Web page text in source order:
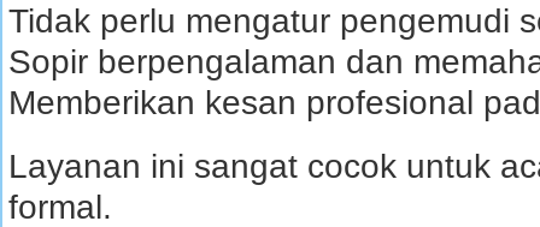
Tidak perlu mengatur pengemudi
Sopir berpengalaman dan
Memberikan kesan profesional
Layanan ini sangat cocok untuk
formal.